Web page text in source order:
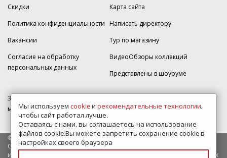
Скидки
Политика конфиденциальности
Вакансии
Согласие на обработку
персональных данных
Карта сайта
Написать директору
Тур по магазину
ВидеоОбзоры коллекций
Представлены в шоуруме
350005, г. Краснодар, Прикубанский округ, ул.Кореновская, дом 49,
магазин Плитка-SDVK.
© 2009—2026 г. Все права защищены
Обращаем Ваше внимание на то, что данный интернет-сайт носит
исключительно информационный характер и ни при каких условиях
Мы используем cookieи рекомендательные технологии,
чтобы сайт работал лучше.
Оставаясь с нами, вы соглашаетесь на использование
файлов cookie.Вы можете запретить сохранение cookie в
настройках своего браузера